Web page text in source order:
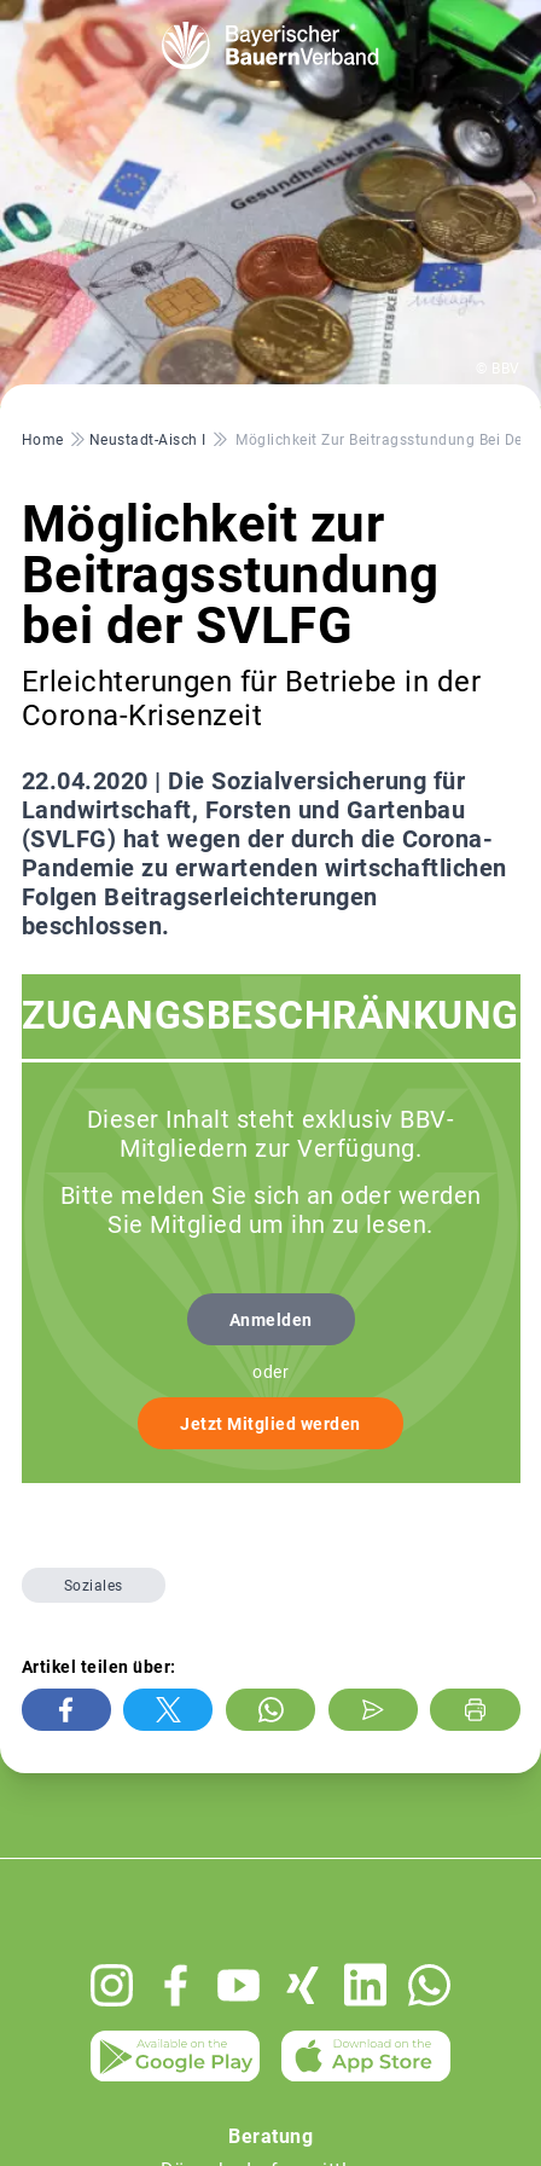
© BBV
Pfadnavigation
Home Neustadt-Aisch I Möglichkeit Zur Beitragsstundung Bei Der
Möglichkeit zur
Beitragsstundung
bei der SVLFG
Erleichterungen für Betriebe in der
Corona-Krisenzeit
22.04.2020 | Die Sozialversicherung für
Landwirtschaft, Forsten und Gartenbau
(SVLFG) hat wegen der durch die Corona-
Pandemie zu erwartenden wirtschaftlichen
Folgen Beitragserleichterungen
beschlossen.
ZUGANGSBESCHRÄNKUNG
Dieser Inhalt steht exklusiv BBV-
Mitgliedern zur Verfügung.
Bitte melden Sie sich an oder werden
Sie Mitglied um ihn zu lesen.
Anmelden
oder
Jetzt Mitglied werden
Soziales
Artikel teilen über:
Beratung